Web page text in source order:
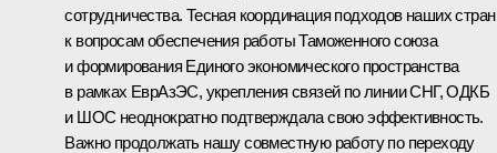
сотрудничества. Тесная координация подходов наших стран
к вопросам обеспечения работыТаможенного союза
и формирования Единого экономического пространства
в рамках ЕврАзЭС, укрепления связей по линииСНГ,ОДКБ
и ШОС неоднократно подтверждала свою эффективность.
Важно продолжать нашу совместную работу по переходу